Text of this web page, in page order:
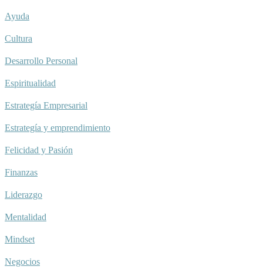
Ayuda
Cultura
Desarrollo Personal
Espiritualidad
Estrategía Empresarial
Estrategía y emprendimiento
Felicidad y Pasión
Finanzas
Liderazgo
Mentalidad
Mindset
Negocios